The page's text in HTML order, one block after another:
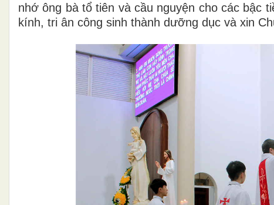
nhớ ông bà tổ tiên và cầu nguyện cho các bậc
kính, tri ân công sinh thành dưỡng dục và xin